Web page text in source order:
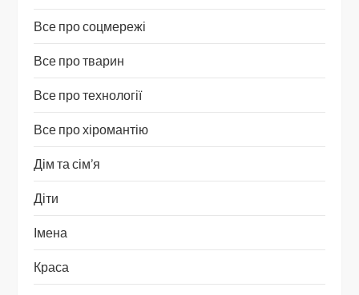
Все про соцмережі
Все про тварин
Все про технології
Все про хіромантію
Дім та сім’я
Діти
Імена
Краса